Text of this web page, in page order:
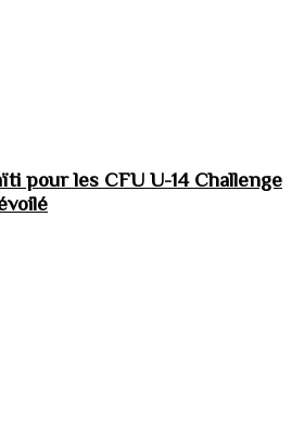
pour les CFU U-14 Challenge